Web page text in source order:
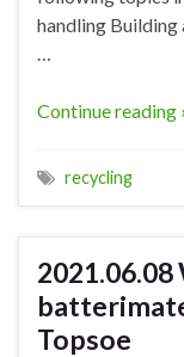
handling Building
Continue reading
recycling
Topsoe